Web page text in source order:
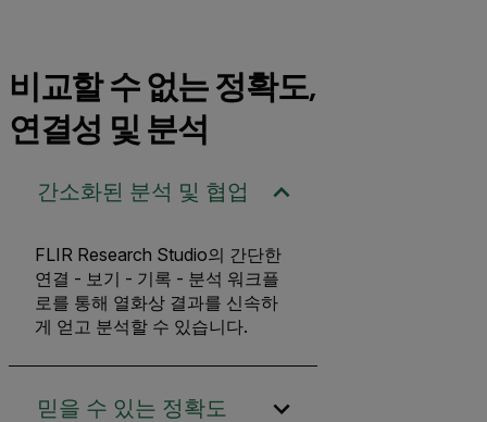
비교할 수 없는 정확도,
연결성 및 분석
간소화된 분석 및 협업
FLIR Research Studio의 간단한
연결 - 보기 - 기록 - 분석 워크플
로를 통해 열화상 결과를 신속하
게 얻고 분석할 수 있습니다.
믿을 수 있는 정확도